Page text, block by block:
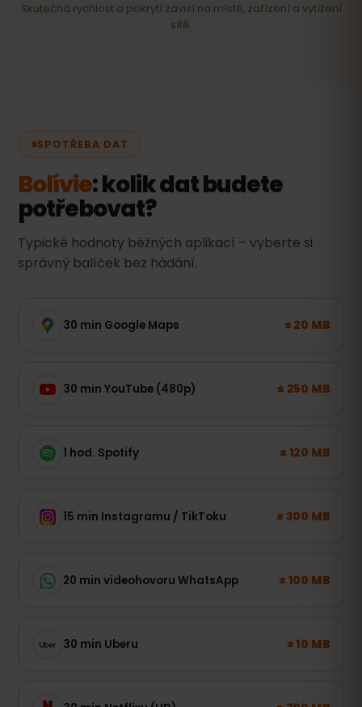
Skutečná rychlost a pokrytí závisí na místě, zařízení a vytížení
sítě.
SPOTŘEBA DAT
Bolívie: kolik dat budete
potřebovat?
Typické hodnoty běžných aplikací – vyberte si
správný balíček bez hádání.
30 min Google Maps ± 20 MB
30 min YouTube (480p) ± 250 MB
1 hod. Spotify ± 120 MB
15 min Instagramu / TikToku ± 300 MB
20 min videohovoru WhatsApp ± 100 MB
30 min Uberu ± 10 MB